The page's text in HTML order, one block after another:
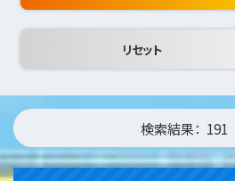
検索結果： 191